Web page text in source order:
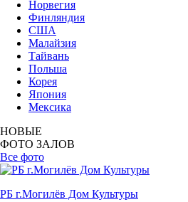
Норвегия
Финляндия
США
Малайзия
Тайвань
Польша
Корея
Япония
Мексика
НОВЫЕ
ФОТО ЗАЛОВ
Все фото
РБ г.Могилёв Дом Культуры